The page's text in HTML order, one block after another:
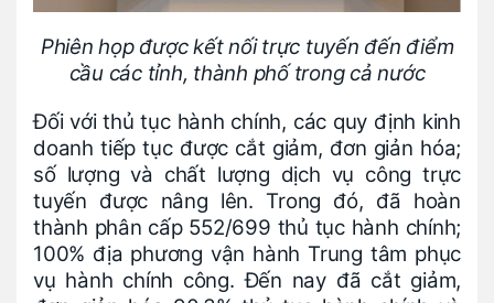
Phiên họp được kết nối trực tuyến đến điểm
cầu các tỉnh, thành phố trong cả nước
Đối với thủ tục hành chính, các quy định kinh
doanh tiếp tục được cắt giảm, đơn giản hóa;
số lượng và chất lượng dịch vụ công trực
tuyến được nâng lên. Trong đó, đã hoàn
thành phân cấp 552/699 thủ tục hành chính;
100% địa phương vận hành Trung tâm phục
vụ hành chính công. Đến nay đã cắt giảm,